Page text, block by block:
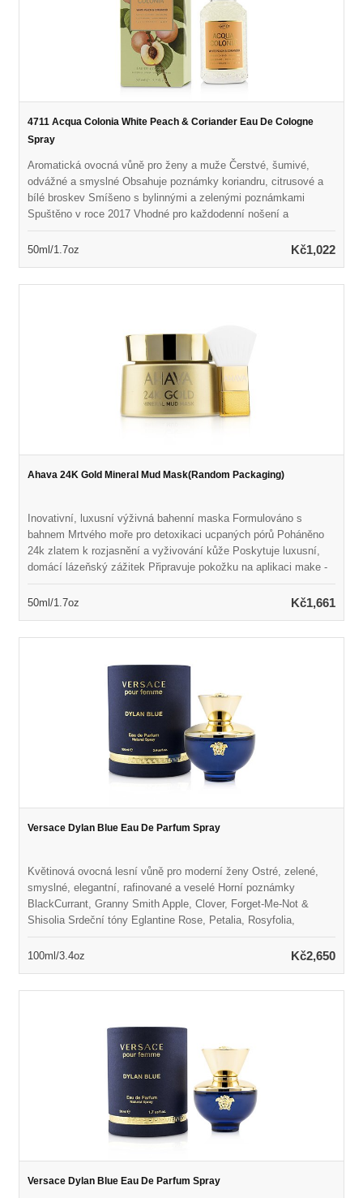
4711 Acqua Colonia White Peach & Coriander Eau De Cologne
Spray
Aromatická ovocná vůně pro ženy a muže Čerstvé, šumivé,
odvážné a smyslné Obsahuje poznámky koriandru, citrusové a
bílé broskev Smíšeno s bylinnými a zelenými poznámkami
Spuštěno v roce 2017 Vhodné pro každodenní nošení a
50ml/1.7oz
Kč1,022
Ahava 24K Gold Mineral Mud Mask(Random Packaging)
Inovativní, luxusní výživná bahenní maska Formulováno s
bahnem Mrtvého moře pro detoxikaci ucpaných pórů Poháněno
24k zlatem k rozjasnění a vyživování kůže Poskytuje luxusní,
domácí lázeňský zážitek Připravuje pokožku na aplikaci make -
Hypoalergenní, vegan a paraben
50ml/1.7oz Kč1,661
Versace Dylan Blue Eau De Parfum Spray
Květinová ovocná lesní vůně pro moderní ženy Ostré, zelené,
smyslné, elegantní, rafinované a veselé Horní poznámky
BlackCurrant, Granny Smith Apple, Clover, Forget-Me-Not &
Shisolia Srdeční tóny Eglantine Rose, Petalia, Rosyfolia,
lesy a pižmo Spuštěno v roce 2017 Vhodné pro jarní nebo letní
100ml/3.4oz Kč2,650
Versace Dylan Blue Eau De Parfum Spray